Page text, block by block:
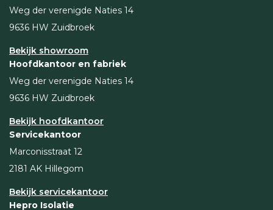
Weg der verenigde Naties 14
9636 HW Zuidbroek
Bekijk showroom
Hoofdkantoor en fabriek
Weg der verenigde Naties 14
9636 HW Zuidbroek
Bekijk hoofdkantoor
Servicekantoor
Marconisstraat 12
2181 AK Hillegom
Bekijk servicekantoor
Hepro Isolatie